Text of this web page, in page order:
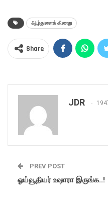
ஆழ்துளைக் கிணறு
Share
JDR
PREV POST
ஓய்வூதியர் உஷாரா இருங்க..!